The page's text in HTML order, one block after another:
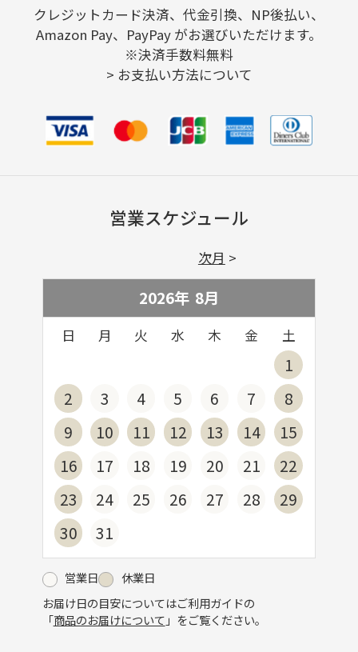
クレジットカード決済、代金引換、NP後払い、
Amazon Pay、PayPay がお選びいただけます。
※決済手数料無料
> お支払い方法について
営業スケジュール
2026年 8月
日 月 火 水 木 金 土
1
2
3 4 5 6 7
8
9
10 11 12 13 14
15
16
17 18 19 20 21
22
23
24 25 26 27 28
29
30
31
次月
営業日
休業日
お届け日の目安についてはご利用ガイドの
「商品のお届けについて 」をご覧ください。